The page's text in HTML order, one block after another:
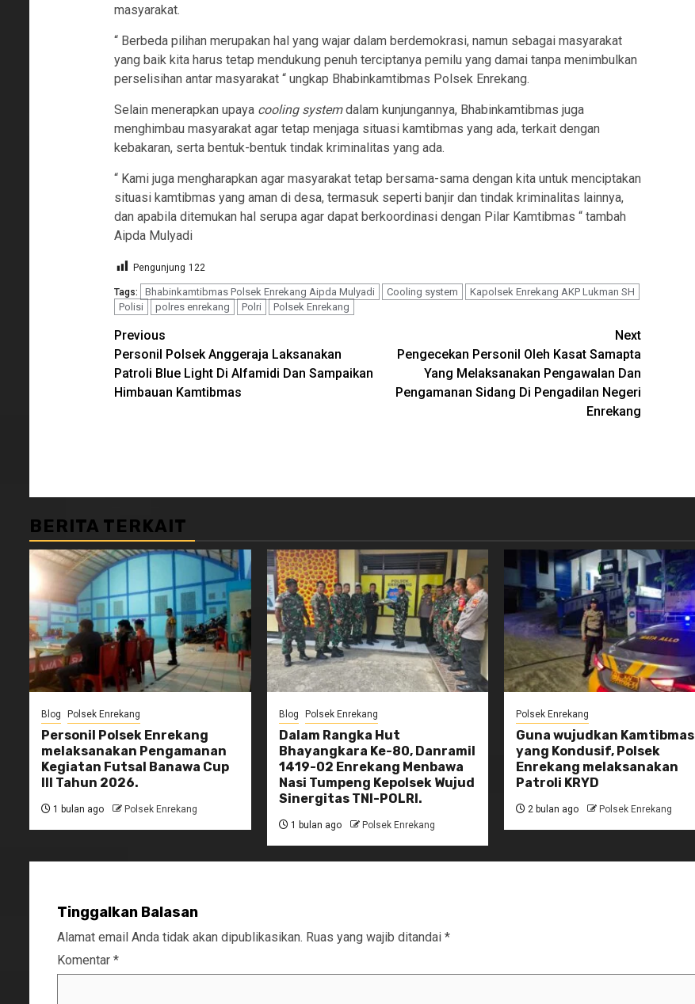
masyarakat.
“ Berbeda pilihan merupakan hal yang wajar dalam berdemokrasi, namun sebagai masyarakat
yang baik kita harus tetap mendukung penuh terciptanya pemilu yang damai tanpa menimbulkan
perselisihan antar masyarakat “ ungkap Bhabinkamtibmas Polsek Enrekang.
Selain menerapkan upaya cooling systemdalam kunjungannya, Bhabinkamtibmas juga
menghimbau masyarakat agar tetap menjaga situasi kamtibmas yang ada, terkait dengan
kebakaran, serta bentuk-bentuk tindak kriminalitas yang ada.
“ Kami juga mengharapkan agar masyarakat tetap bersama-sama dengan kita untuk menciptakan
situasi kamtibmas yang aman di desa, termasuk seperti banjir dan tindak kriminalitas lainnya,
dan apabila ditemukan hal serupa agar dapat berkoordinasi dengan Pilar Kamtibmas “ tambah
Aipda Mulyadi
Pengunjung 122
Tags: Bhabinkamtibmas Polsek Enrekang Aipda Mulyadi Cooling system
Kapolsek Enrekang AKP Lukman SH
Polisi
polres enrekang Polri Polsek Enrekang
Continue
Reading
Previous
Personil Polsek Anggeraja Laksanakan
Patroli Blue Light Di Alfamidi Dan Sampaikan
Himbauan Kamtibmas
Next
Pengecekan Personil Oleh Kasat Samapta
Yang Melaksanakan Pengawalan Dan
Pengamanan Sidang Di Pengadilan Negeri
Enrekang
BERITA TERKAIT
Blog Polsek Enrekang
Personil Polsek Enrekang
melaksanakan Pengamanan
Kegiatan Futsal Banawa Cup
III Tahun 2026.
1 bulan ago Polsek Enrekang
Blog Polsek Enrekang
Dalam Rangka Hut
Bhayangkara Ke-80, Danramil
1419-02 Enrekang Menbawa
Nasi Tumpeng Kepolsek Wujud
Sinergitas TNI-POLRI.
1 bulan ago Polsek Enrekang
Polsek Enrekang
Guna wujudkan Kamtibmas
yang Kondusif, Polsek
Enrekang melaksanakan
Patroli KRYD
2 bulan ago Polsek Enrekang
Tinggalkan Balasan
Alamat email Anda tidak akan dipublikasikan. Ruas yang wajib ditandai *
Komentar *